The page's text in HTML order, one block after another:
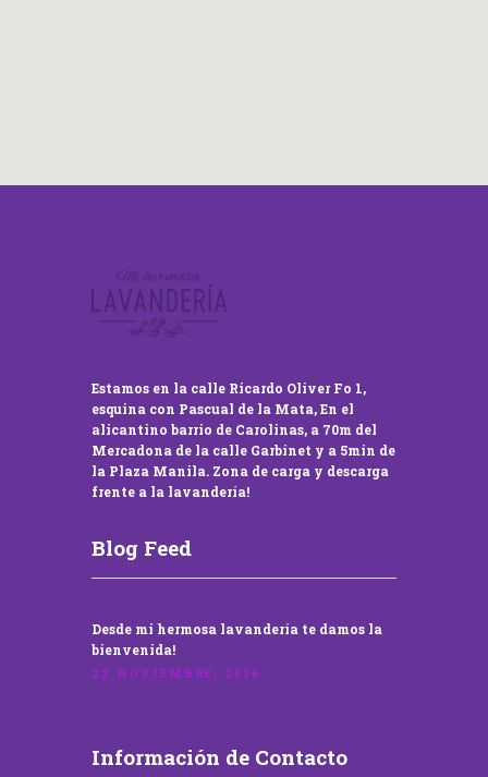
Estamos en la calle Ricardo Oliver Fo 1,
esquina con Pascual de la Mata, En el
alicantino barrio de Carolinas, a 70m del
Mercadona de la calle Garbinet y a 5min de
la Plaza Manila. Zona de carga y descarga
frente a la lavandería!
Blog Feed
Desde mi hermosa lavandería te damos la
bienvenida!
22 NOVIEMBRE, 2016
Información de Contacto